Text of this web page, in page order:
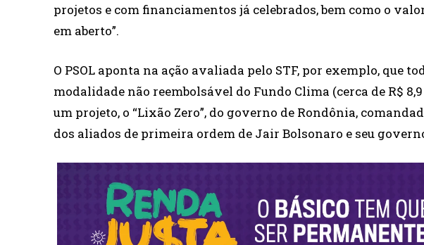
projetos e com financiamentos já celebrados, bem como o
em aberto”.
O PSOL aponta na ação avaliada pelo STF, por exemplo, que
modalidade não reembolsável do Fundo Clima (cerca de R$
um projeto, o “Lixão Zero”, do governo de Rondônia,
dos aliados de primeira ordem de Jair Bolsonaro e seu